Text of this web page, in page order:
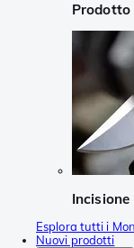
Prodotto
Incisione
Esplora tutti i
Nuovi prodotti